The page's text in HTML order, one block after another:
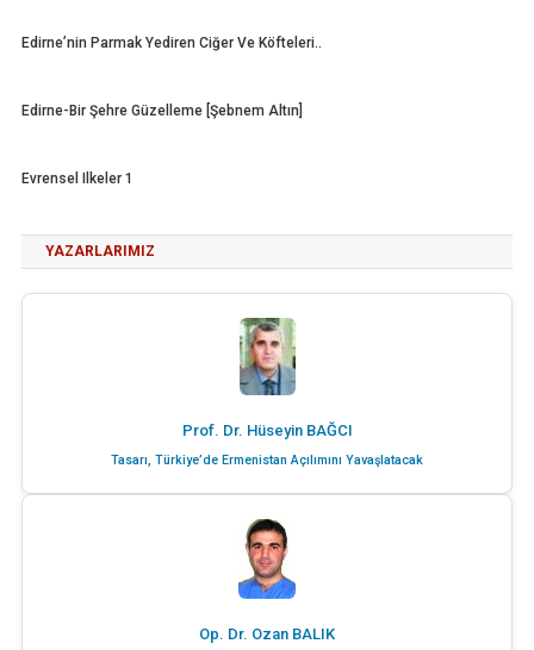
Edirne’nin Parmak Yediren Ciğer Ve Köfteleri..
Edirne-Bir Şehre Güzelleme [Şebnem Altın]
Evrensel Ilkeler 1
YAZARLARIMIZ
Prof. Dr. Hüseyin BAĞCI
Tasarı, Türkiye’de Ermenistan Açılımını Yavaşlatacak
Op. Dr. Ozan BALIK